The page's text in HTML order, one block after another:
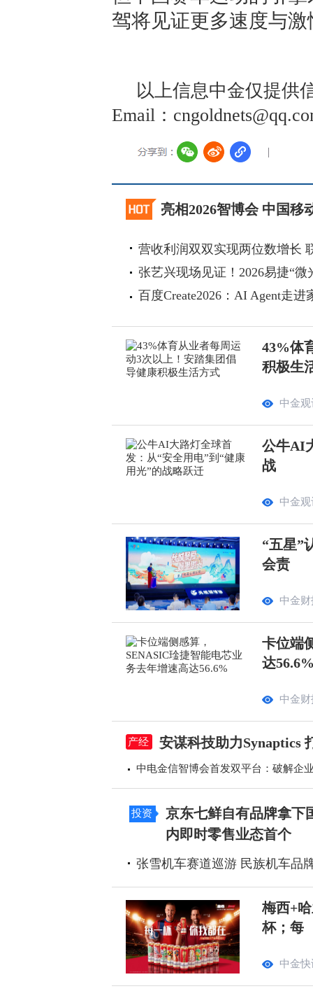
驾将见证更多速度与
以上信息中金仅提供
Email：
亮相2026智博会 中国移
营收利润双双实现两位数增长
张艺兴现场见证！2026易捷“微
百度Create2026：AI Agent走
43%体
积极生
中金观
公牛AI
战
中金观
“五星”
会责
中金财
卡位端
达
中金财
产经 安谋科技助力Synaptics
中电金信智博会首发双平台：破解企
投资
京东七鲜自有品牌拿下
内即时零售业态首个
张雪机车赛道巡游 民族机车品
梅西+
杯；每
中金快